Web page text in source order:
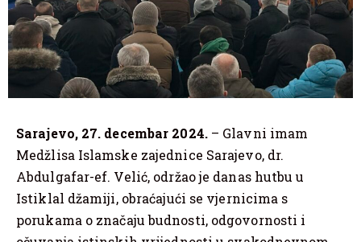
Sarajevo, 27. decembar 2024.– Glavni imam
Medžlisa Islamske zajednice Sarajevo, dr.
Abdulgafar-ef. Velić, održao je danas hutbu u
Istiklal džamiji, obraćajući se vjernicima s
porukama o značaju budnosti, odgovornosti i